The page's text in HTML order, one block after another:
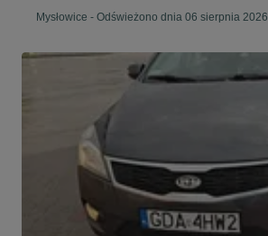
Mysłowice - Odświeżono dnia 06 sierpnia 2026